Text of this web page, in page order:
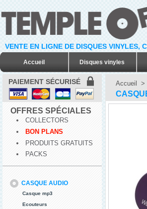
VENTE EN LIGNE DE DISQUES VINYLES,
Accueil Disques vinyles
PAIEMENT SÉCURISÉ
OFFRES SPÉCIALES
COLLECTORS
BON PLANS
PRODUITS GRATUITS
PACKS
CASQUE AUDIO
Casque mp3
Ecouteurs
Accueil >